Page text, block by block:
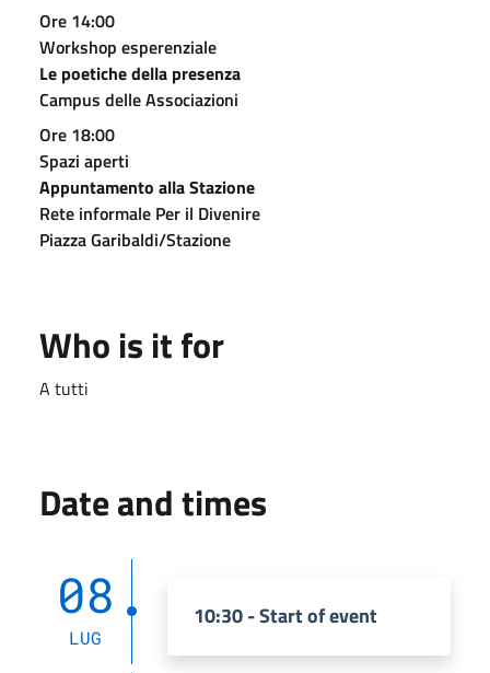
Ore 14:00
Workshop esperenziale
Le poetiche della presenza
Campus delle Associazioni
Ore 18:00
Spazi aperti
Appuntamento alla Stazione
Rete informale Per il Divenire
Piazza Garibaldi/Stazione
Who is it for
A tutti
Date and times
08
LUG
10:30 - Start of event